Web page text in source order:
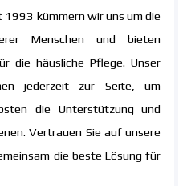
1993 kümmern wir uns um die
Menschen und bieten
die häusliche Pflege. Unser
jederzeit zur Seite, um
die Unterstützung und
Vertrauen Sie auf unsere
die beste Lösung für